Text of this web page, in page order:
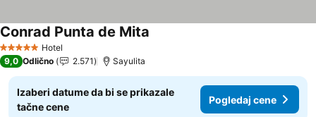
5 ZvezdiceHotel
Conrad Punta de Mita
9,0 Odlično 2.571 Sayulita
Izaberi datume da bi se prikazale
tačne cene
Pogledaj cene